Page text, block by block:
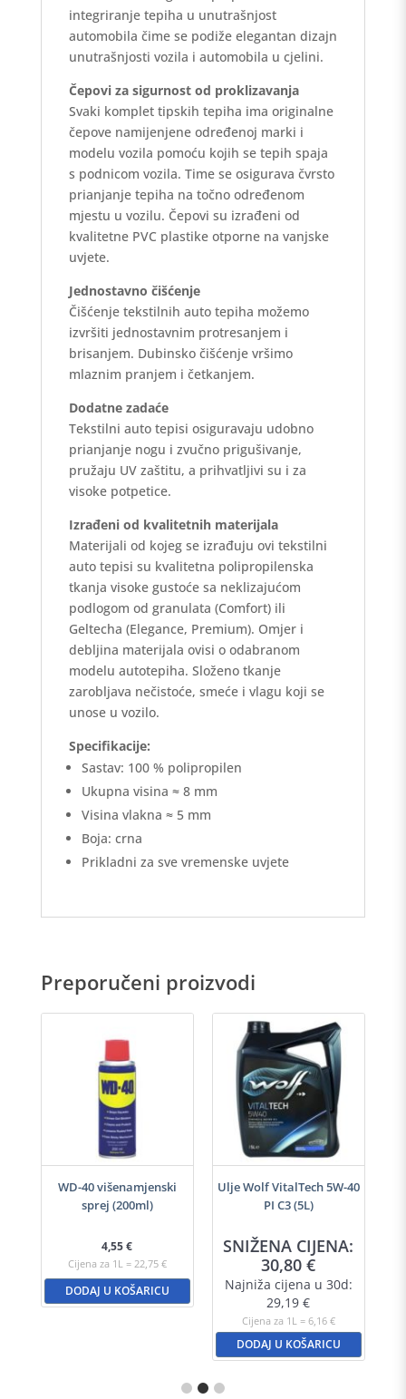
integriranje tepiha u unutrašnjost
automobila čime se podiže elegantan dizajn
unutrašnjosti vozila i automobila u cjelini.
Čepovi za sigurnost od proklizavanja
Svaki komplet tipskih tepiha ima originalne
čepove namijenjene određenoj marki i
modelu vozila pomoću kojih se tepih spaja
s podnicom vozila. Time se osigurava čvrsto
prianjanje tepiha na točno određenom
mjestu u vozilu. Čepovi su izrađeni od
kvalitetne PVC plastike otporne na vanjske
uvjete.
Jednostavno čišćenje
Čišćenje tekstilnih auto tepiha možemo
izvršiti jednostavnim protresanjem i
brisanjem. Dubinsko čišćenje vršimo
mlaznim pranjem i četkanjem.
Dodatne zadaće
Tekstilni auto tepisi osiguravaju udobno
prianjanje nogu i zvučno prigušivanje,
pružaju UV zaštitu, a prihvatljivi su i za
visoke potpetice.
Izrađeni od kvalitetnih materijala
Materijali od kojeg se izrađuju ovi tekstilni
auto tepisi su kvalitetna polipropilenska
tkanja visoke gustoće sa neklizajućom
podlogom od granulata (Comfort) ili
Geltecha (Elegance, Premium). Omjer i
debljina materijala ovisi o odabranom
modelu autotepiha. Složeno tkanje
zarobljava nečistoće, smeće i vlagu koji se
unose u vozilo.
Specifikacije:
Sastav: 100 % polipropilen
Ukupna visina ≈ 8 mm
Visina vlakna ≈ 5 mm
Boja: crna
Prikladni za sve vremenske uvjete
Preporučeni proizvodi
WD-40 višenamjenski
sprej (200ml)
4,55€
Cijena za 1L = 22,75 €
DODAJ U KOŠARICU
Ulje Wolf VitalTech 5W-40
PI C3 (5L)
SNIŽENA CIJENA:
30,80€
Najniža cijena u 30d:
29,19€
Cijena za 1L = 6,16 €
DODAJ U KOŠARICU